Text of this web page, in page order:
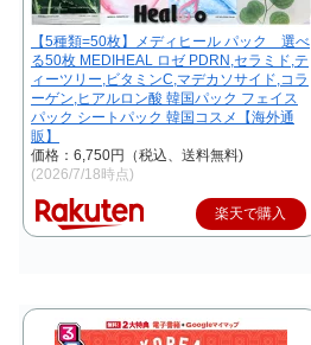
【5種類=50枚】メディヒール パック 選べ
る50枚 MEDIHEAL ロゼ PDRN,セラミド,テ
ィーツリー,ビタミンC,マデカソサイド,コラ
ーゲン,ヒアルロン酸 韓国パック フェイス
パック シートパック 韓国コスメ【海外通
販】
価格：6,750円（税込、送料無料)
(2026/7/18時点)
楽天で購入